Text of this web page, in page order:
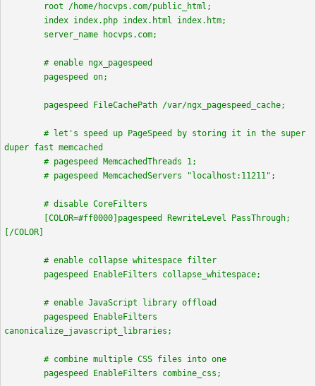
root /home/hocvps.com/public_html;
index index.php index.html index.htm;
server_name hocvps.com;
# enable ngx_pagespeed
pagespeed on;
pagespeed FileCachePath /var/ngx_pagespeed_cache;
# let's speed up PageSpeed by storing it in the super
duper fast memcached
# pagespeed MemcachedThreads 1;
# pagespeed MemcachedServers "localhost:11211";
# disable CoreFilters
[COLOR=#ff0000]pagespeed RewriteLevel PassThrough;
[/COLOR]
# enable collapse whitespace filter
pagespeed EnableFilters collapse_whitespace;
# enable JavaScript library offload
pagespeed EnableFilters
canonicalize_javascript_libraries;
# combine multiple CSS files into one
pagespeed EnableFilters combine_css;